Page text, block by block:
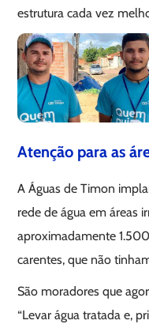
estrutura cada vez
Atenção para as
A Águas de Timon
rede de água em áreas
aproximadamente
carentes, que não
São moradores que
“Levar água tratada e,